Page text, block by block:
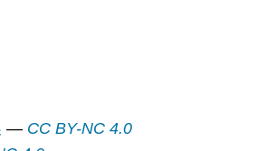
— CC BY-NC 4.0